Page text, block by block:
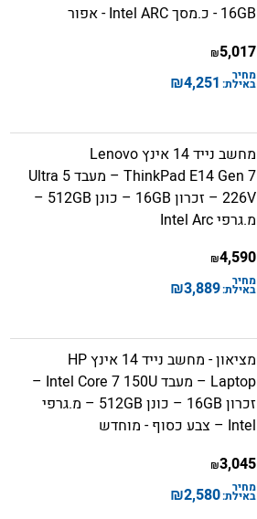
16GB - כ.מסך Intel ARC - אפור
5,017
₪
מחיר
באילת: 4,251
₪
מחשב נייד 14 אינץ Lenovo
ThinkPad E14 Gen 7 – מעבד Ultra 5
226V – זכרון 16GB – כונן 512GB –
מ.גרפי Intel Arc
4,590
₪
מחיר
באילת:3,889
₪
מציאון - מחשב נייד 14 אינץ HP
Laptop – מעבד Intel Core 7 150U –
זכרון 16GB – כונן 512GB – מ.גרפי
Intel – צבע כסוף - מוחדש
3,045
₪
מחיר
באילת:2,580
₪